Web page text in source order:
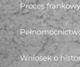
Proces
Wniosek o